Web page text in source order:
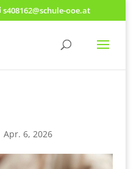
s408162@schule-ooe.at
Apr. 6, 2026